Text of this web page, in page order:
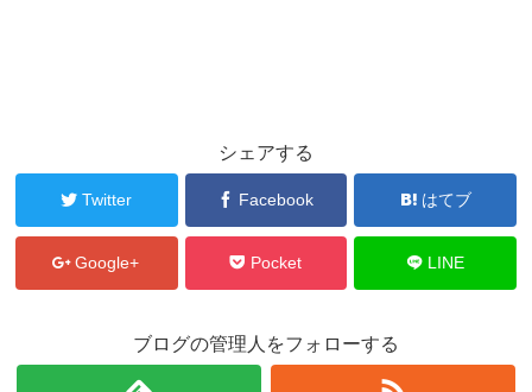
シェアする
Twitter Facebook はてブ
Google+ Pocket LINE
ブログの管理人をフォローする